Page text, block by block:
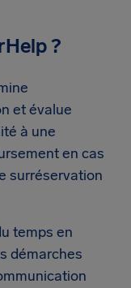
?
et évalue
à une
en cas
surréservation
temps en
démarches